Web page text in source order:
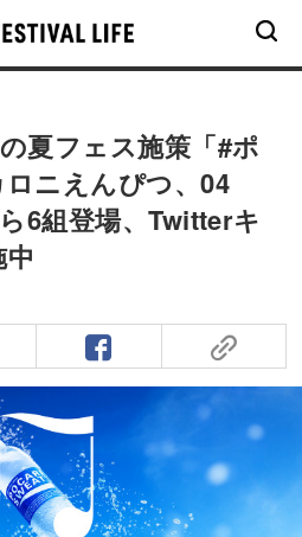
夏フェス施策「#ポ
ニえんぴつ、04
6組登場、Twitterキ